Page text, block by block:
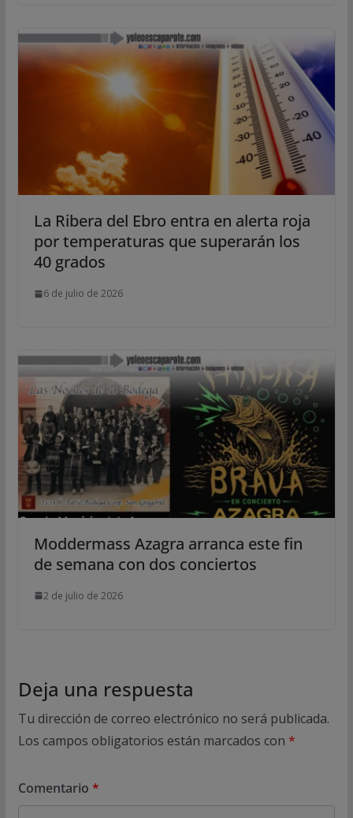
La Ribera del Ebro entra en alerta roja
por temperaturas que superarán los
40 grados
6 de julio de 2026
Moddermass Azagra arranca este fin
de semana con dos conciertos
2 de julio de 2026
Deja una respuesta
Tu dirección de correo electrónico no será publicada.
Los campos obligatorios están marcados con *
Comentario *